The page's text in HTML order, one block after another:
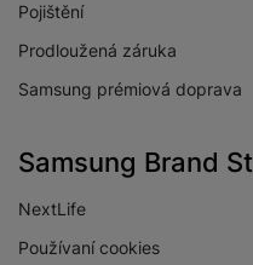
Pojištění
Prodloužená záruka
Samsung prémiová doprava
Samsung Brand
NextLife
Používaní cookies